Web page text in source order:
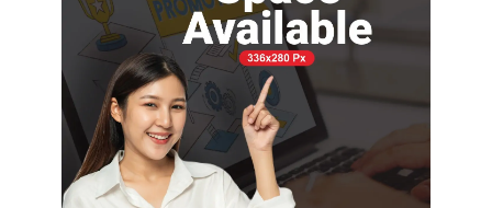
Periksa dan Audit Pengadaan Makan dan Minum
pada Pagu Anggaran APBD Tahun 2024.
Menuntut DPRD Provinsi Banten untuk
menggunakan Hak Interplasi agar segera
menyelesaikan Karut Marut Rekrutmen BLUD.
Periksa segera kepala BKD dan Kadinkes yang
diduga terindikasi melakukan Praktik KKN.